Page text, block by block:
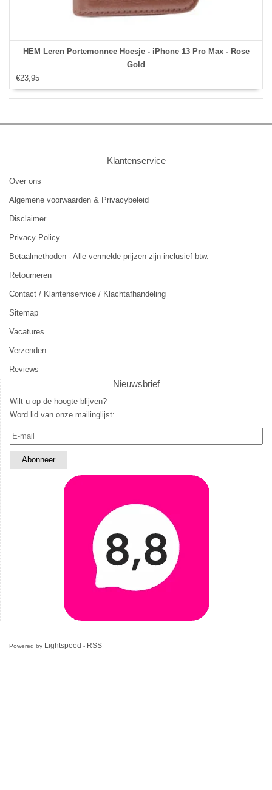
HEM Leren Portemonnee Hoesje - iPhone 13 Pro Max - Rose
Gold
€23,95
Klantenservice
Over ons
Algemene voorwaarden & Privacybeleid
Disclaimer
Privacy Policy
Betaalmethoden - Alle vermelde prijzen zijn inclusief btw.
Retourneren
Contact / Klantenservice / Klachtafhandeling
Sitemap
Vacatures
Verzenden
Reviews
Nieuwsbrief
Wilt u op de hoogte blijven?
Word lid van onze mailinglijst:
Powered by Lightspeed - RSS